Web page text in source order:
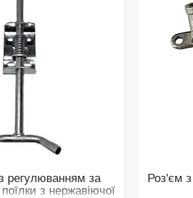
регулюванням за
з нержавіючої
Роз'єм з